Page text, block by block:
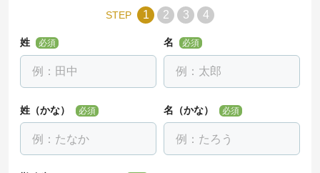
STEP 1 2 3 4
姓 必須 名 必須
姓（かな） 必須 名（かな） 必須